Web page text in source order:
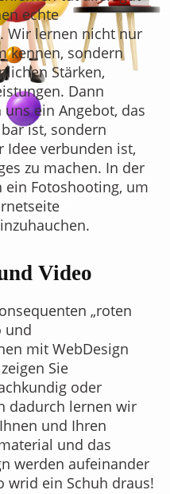
echte
Wir lernen nicht nur
kennen, sondern
Stärken,
Dann
ein Angebot, das
ist, sondern
Idee verbunden ist,
zu machen. In der
ein Fotoshooting, um
Video
„roten
und
mit WebDesign
Sie
oder
dadurch lernen wir
und Ihren
und das
werden aufeinander
wrid ein Schuh draus!